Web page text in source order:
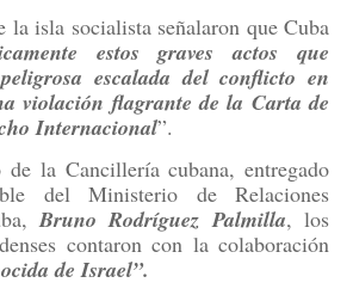
la isla socialista señalaron que Cuba
estos graves actos que
escalada del conflicto en
violación flagrante de la Carta de
Internacional”.
la Cancillería cubana, entregado
del Ministerio de Relaciones
Bruno Rodríguez Palmilla, los
contaron con la colaboración
de Israel”.